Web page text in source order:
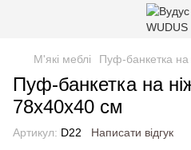
М'які меблі Пуф-банкетка
Пуф-банкетка на
78x40x40 см
Артикул: D22 Написати відгук